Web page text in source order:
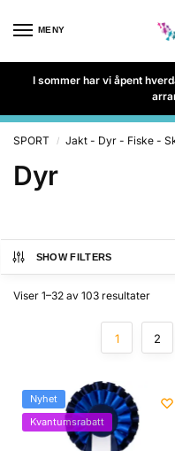
MENY
I sommer har vi åpent
SPORT / Jakt - Dyr - Fiske -
Dyr
SHOW FILTERS
Viser 1–32 av 103 resultater
1 2
Nyhet
Kvantumsrabatt